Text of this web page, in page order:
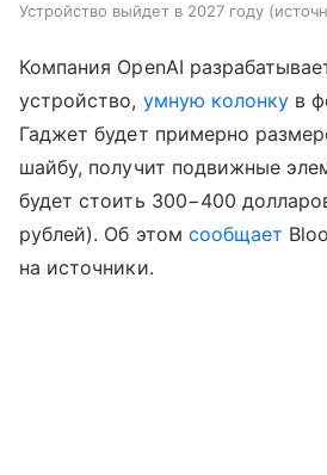
Устройство выйдет в 2027 году
Компания OpenAI
устройство, умную колонку в
Гаджет будет примерно
шайбу, получит подвижные
будет стоить 300−400
рублей). Об этом сообщает
на источники.